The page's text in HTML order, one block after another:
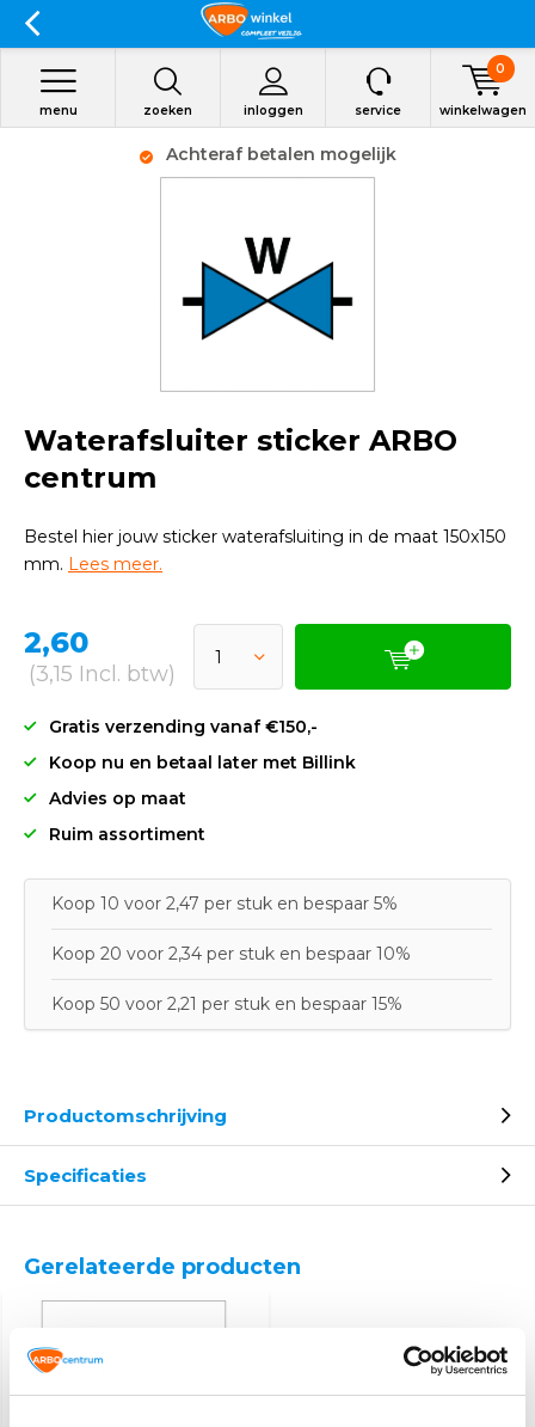
zoeken inloggen
menu service winkelwagen
0
Achteraf betalen mogelijk
Waterafsluiter sticker ARBO
centrum
Bestel hier jouw sticker waterafsluiting in de maat 150x150
mm. Lees meer.
2,60
(3,15 Incl. btw)
Gratis verzending vanaf €150,-
Koop nu en betaal later met Billink
Advies op maat
Ruim assortiment
Koop 10 voor 2,47 per stuk en bespaar 5%
Koop 20 voor 2,34 per stuk en bespaar 10%
Koop 50 voor 2,21 per stuk en bespaar 15%
Productomschrijving
Specificaties
Gerelateerde producten